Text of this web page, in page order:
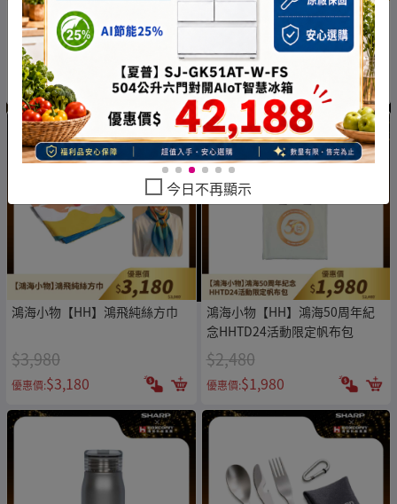
鴻海小物【HH】典藏福袋組
1688
$4,000
優惠價:$1,688
鴻海小物【HH】超值福袋組
$3,285
優惠價:$1,288
鴻海小物【HH】鴻飛純絲方巾
$3,980
優惠價:$3,180
鴻海小物【HH】鴻海50周年紀
念HHTD24活動限定帆布包
$2,480
優惠價:$1,980
今日不再顯示